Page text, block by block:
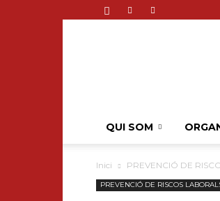
QUI SOM
Inici PREVENCIÓ DE
PREVENCIÓ DE RISCOS